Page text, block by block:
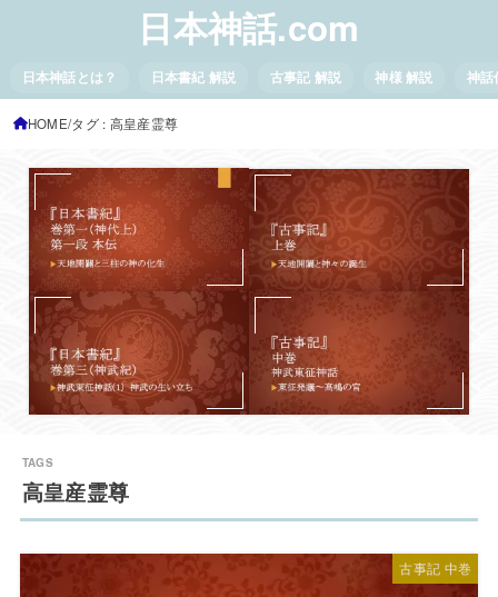
日本神話.com
日本神話とは？ 日本書紀 解説 古事記 解説 神様 解説 神話
HOME タグ : 高皇産霊尊
高皇産霊尊
古事記 中巻